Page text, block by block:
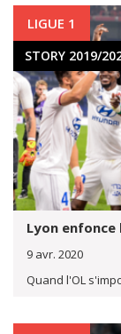
LIGUE 1
STORY 2019/
Lyon enfonce
9 avr. 2020
Quand l'OL